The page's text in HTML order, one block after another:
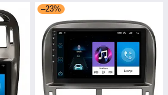
–23%